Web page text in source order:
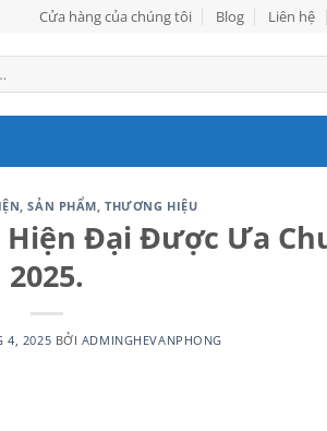
Cửa hàng của chúng tôi Blog Liên hệ
,SẢN PHẨM,THƯƠNG HIỆU
Hiện Đại Được Ưa
2025.
4, 2025 BỞI ADMINGHEVANPHONG